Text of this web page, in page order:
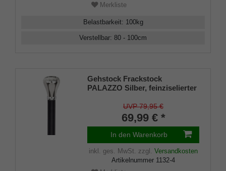
Merkliste
Belastbarkeit: 100kg
Verstellbar: 80 - 100cm
Gehstock Frackstock
PALAZZO Silber, feinziselierter
glanzverchromt, Stock aus
Buchenholz schwarz lackiert,
Gummipuffer.
UVP 79,95 €
69,99 € *
In den Warenkorb
inkl. ges. MwSt. zzgl. Versandkosten
Artikelnummer 1132-4